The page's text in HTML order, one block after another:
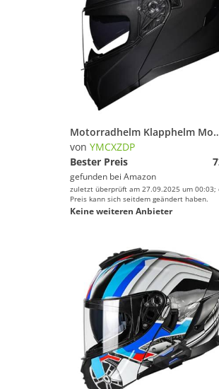
Motorradhelm Klapphelm Modularer Integralhelm Vollgesichtshelm mit Doppelvisier
von YMCXZDP
Bester Preis
gefunden bei Amazon
zuletzt überprüft am 27.09.2025 um 00:03;
Preis kann sich seitdem geändert haben.
Keine weiteren Anbieter